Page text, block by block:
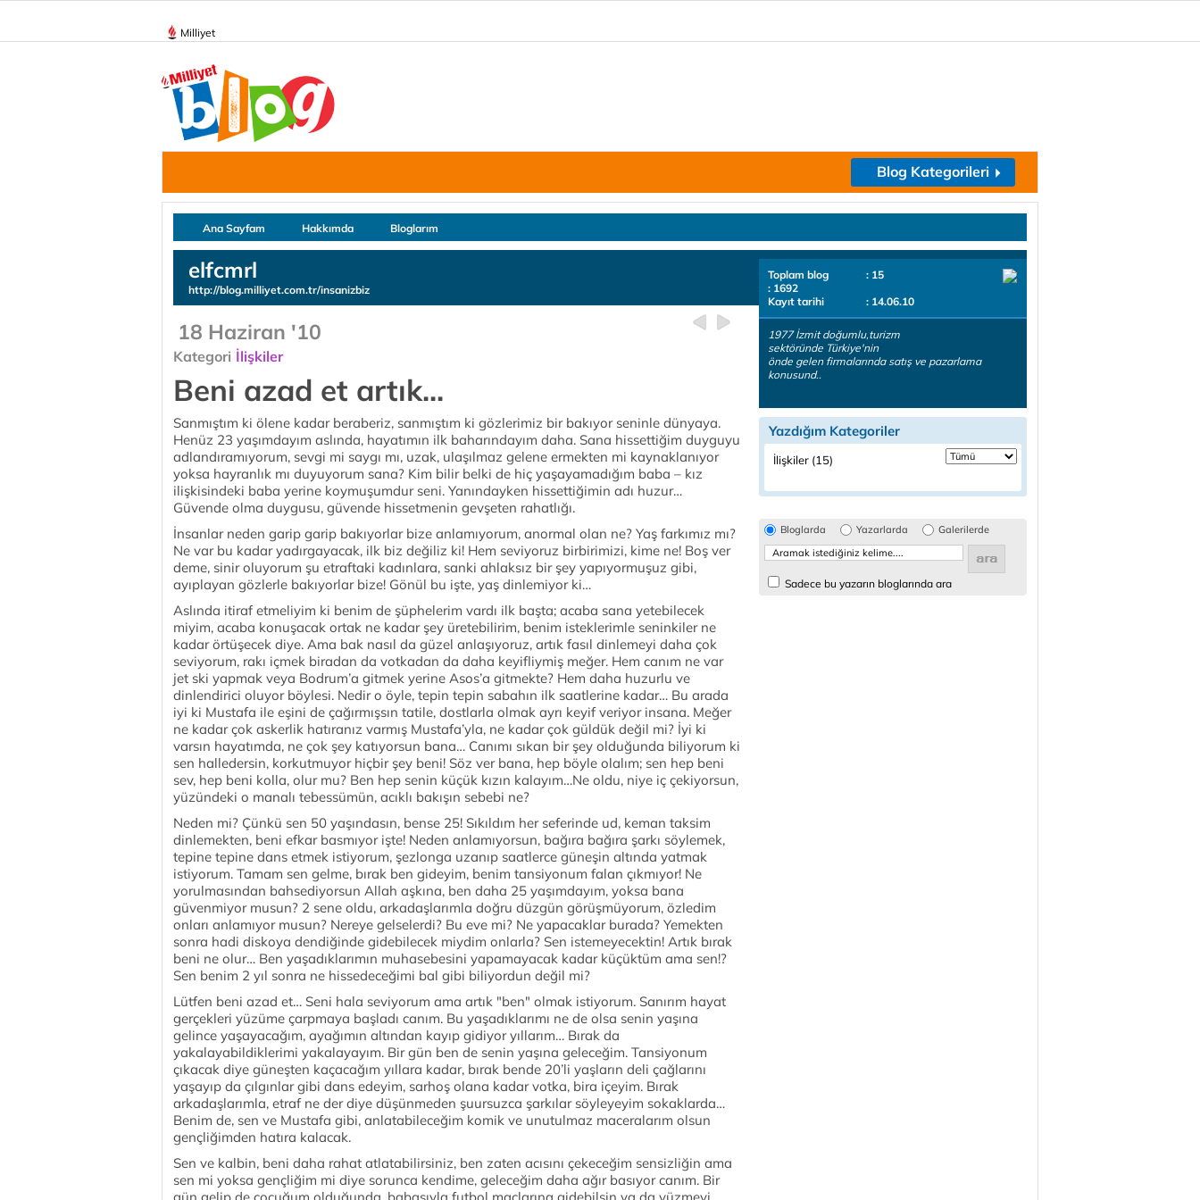
Milliyet
Blog Kategorileri
Ana Sayfam Hakkımda Bloglarım
elfcmrl
http://blog.milliyet.com.tr/insanizbiz
18 Haziran '10
Kategori İlişkiler
Beni azad et artık...
Sanmıştım ki ölene kadar beraberiz, sanmıştım ki gözlerimiz bir bakıyor seninle dünyaya.
Henüz 23 yaşımdayım aslında, hayatımın ilk baharındayım daha. Sana hissettiğim duyguyu
adlandıramıyorum, sevgi mi saygı mı, uzak, ulaşılmaz gelene ermekten mi kaynaklanıyor
yoksa hayranlık mı duyuyorum sana? Kim bilir belki de hiç yaşayamadığım baba – kız
ilişkisindeki baba yerine koymuşumdur seni. Yanındayken hissettiğimin adı huzur…
Güvende olma duygusu, güvende hissetmenin gevşeten rahatlığı.
İnsanlar neden garip garip bakıyorlar bize anlamıyorum, anormal olan ne? Yaş farkımız mı?
Ne var bu kadar yadırgayacak, ilk biz değiliz ki! Hem seviyoruz birbirimizi, kime ne! Boş ver
deme, sinir oluyorum şu etraftaki kadınlara, sanki ahlaksız bir şey yapıyormuşuz gibi,
ayıplayan gözlerle bakıyorlar bize! Gönül bu işte, yaş dinlemiyor ki…
Aslında itiraf etmeliyim ki benim de şüphelerim vardı ilk başta; acaba sana yetebilecek
miyim, acaba konuşacak ortak ne kadar şey üretebilirim, benim isteklerimle seninkiler ne
kadar örtüşecek diye. Ama bak nasıl da güzel anlaşıyoruz, artık fasıl dinlemeyi daha çok
seviyorum, rakı içmek biradan da votkadan da daha keyifliymiş meğer. Hem canım ne var
jet ski yapmak veya Bodrum’a gitmek yerine Asos’a gitmekte? Hem daha huzurlu ve
dinlendirici oluyor böylesi. Nedir o öyle, tepin tepin sabahın ilk saatlerine kadar… Bu arada
iyi ki Mustafa ile eşini de çağırmışsın tatile, dostlarla olmak ayrı keyif veriyor insana. Meğer
ne kadar çok askerlik hatıranız varmış Mustafa’yla, ne kadar çok güldük değil mi? İyi ki
varsın hayatımda, ne çok şey katıyorsun bana… Canımı sıkan bir şey olduğunda biliyorum ki
sen halledersin, korkutmuyor hiçbir şey beni! Söz ver bana, hep böyle olalım; sen hep beni
sev, hep beni kolla, olur mu? Ben hep senin küçük kızın kalayım…Ne oldu, niye iç çekiyorsun,
yüzündeki o manalı tebessümün, acıklı bakışın sebebi ne?
Neden mi? Çünkü sen 50 yaşındasın, bense 25! Sıkıldım her seferinde ud, keman taksim
dinlemekten, beni efkar basmıyor işte! Neden anlamıyorsun, bağıra bağıra şarkı söylemek,
tepine tepine dans etmek istiyorum, şezlonga uzanıp saatlerce güneşin altında yatmak
istiyorum. Tamam sen gelme, bırak ben gideyim, benim tansiyonum falan çıkmıyor! Ne
yorulmasından bahsediyorsun Allah aşkına, ben daha 25 yaşımdayım, yoksa bana
güvenmiyor musun? 2 sene oldu, arkadaşlarımla doğru düzgün görüşmüyorum, özledim
onları anlamıyor musun? Nereye gelselerdi? Bu eve mi? Ne yapacaklar burada? Yemekten
sonra hadi diskoya dendiğinde gidebilecek miydim onlarla? Sen istemeyecektin! Artık bırak
beni ne olur… Ben yaşadıklarımın muhasebesini yapamayacak kadar küçüktüm ama sen!?
Sen benim 2 yıl sonra ne hissedeceğimi bal gibi biliyordun değil mi?
Lütfen beni azad et… Seni hala seviyorum ama artık "ben" olmak istiyorum. Sanırım hayat
gerçekleri yüzüme çarpmaya başladı canım. Bu yaşadıklarımı ne de olsa senin yaşına
gelince yaşayacağım, ayağımın altından kayıp gidiyor yıllarım… Bırak da
yakalayabildiklerimi yakalayayım. Bir gün ben de senin yaşına geleceğim. Tansiyonum
çıkacak diye güneşten kaçacağım yıllara kadar, bırak bende 20’li yaşların deli çağlarını
yaşayıp da çılgınlar gibi dans edeyim, sarhoş olana kadar votka, bira içeyim. Bırak
arkadaşlarımla, etraf ne der diye düşünmeden şuursuzca şarkılar söyleyeyim sokaklarda…
Benim de, sen ve Mustafa gibi, anlatabileceğim komik ve unutulmaz maceralarım olsun
gençliğimden hatıra kalacak.
Sen ve kalbin, beni daha rahat atlatabilirsiniz, ben zaten acısını çekeceğim sensizliğin ama
sen mi yoksa gençliğim mi diye sorunca kendime, geleceğim daha ağır basıyor canım. Bir
Toplam blog
: 15
: 1692
Kayıt tarihi
: 14.06.10
1977 İzmit doğumlu,turizm
sektöründe Türkiye'nin
önde gelen firmalarında satış ve pazarlama
konusund..
Yazdığım Kategoriler
İlişkiler (15)
Bloglarda Yazarlarda Galerilerde
Sadece bu yazarın bloglarında ara